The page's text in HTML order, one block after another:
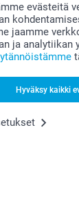
evästeitä
jaamme
ja analytiikan
Hyväksy kaikki